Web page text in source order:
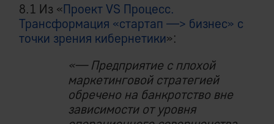
8.1 Из «Проект VS Процесс.
Трансформация «стартап —> бизнес» с
точки зрения кибернетики»:
«— Предприятие с плохой
маркетинговой стратегией
обречено на банкротство вне
зависимости от уровня